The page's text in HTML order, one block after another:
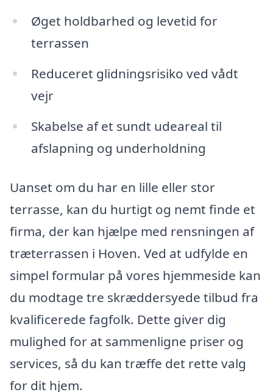
Øget holdbarhed og levetid for
terrassen
Reduceret glidningsrisiko ved vådt
vejr
Skabelse af et sundt udeareal til
afslapning og underholdning
Uanset om du har en lille eller stor
terrasse, kan du hurtigt og nemt finde et
firma, der kan hjælpe med rensningen af
træterrassen i Hoven. Ved at udfylde en
simpel formular på vores hjemmeside kan
du modtage tre skræddersyede tilbud fra
kvalificerede fagfolk. Dette giver dig
mulighed for at sammenligne priser og
services, så du kan træffe det rette valg
for dit hjem.